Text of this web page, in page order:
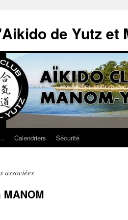
de Yutz et
Calendriers Sécurité
associées
MANOM